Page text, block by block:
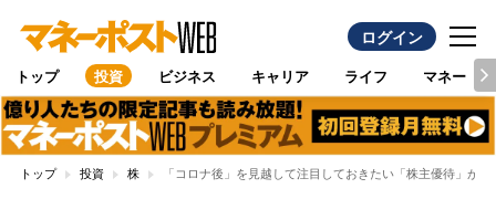
ログイン
トップ 投資 ビジネス キャリア ライフ マネー
トップ 投資 株 「コロナ後」を見越して注目しておきたい「株主優待」が